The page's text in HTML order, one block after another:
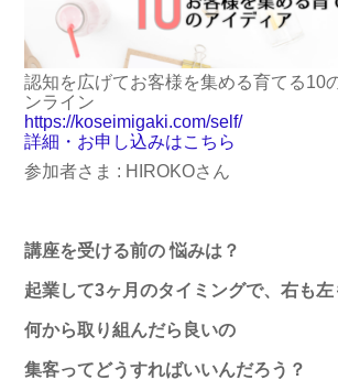
認知を広げてお客様を集める育てる10
ンライン
https://koseimigaki.com/self/
詳細・お申し込みはこちら
参加者さま : HIROKOさん
講座を受ける前の 悩みは？
起業して3ヶ月のタイミングで、 右も左
何から取り組んだら良いの
集客ってどうすればいいんだろう？